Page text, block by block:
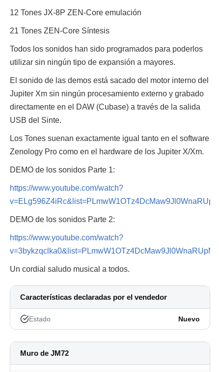
12 Tones JX-8P ZEN-Core emulación
21 Tones ZEN-Core Síntesis
Todos los sonidos han sido programados para poderlos
utilizar sin ningún tipo de expansión a mayores.
El sonido de las demos está sacado del motor interno del
Jupiter Xm sin ningún procesamiento externo y grabado
directamente en el DAW (Cubase) a través de la salida
USB del Sinte.
Los Tones suenan exactamente igual tanto en el software
Zenology Pro como en el hardware de los Jupiter X/Xm.
DEMO de los sonidos Parte 1:
https://www.youtube.com/watch?
DEMO de los sonidos Parte 2:
https://www.youtube.com/watch?
Un cordial saludo musical a todos.
Características declaradas por el vendedor
Estado Nuevo
Muro de JM72